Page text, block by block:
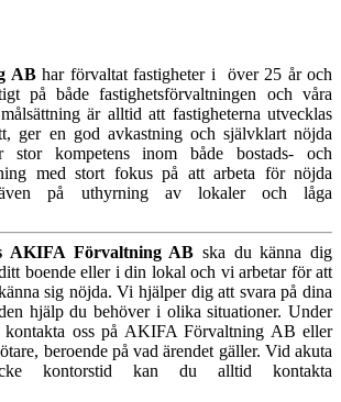
ABhar förvaltat fastigheter i över 25 år och
på både fastighetsförvaltningen och våra
är alltid att fastigheterna utvecklas
ger en god avkastning och självklart nöjda
stor kompetens inom både bostads- och
med stort fokus på att arbeta för nöjda
även på uthyrning av lokaler och låga
AKIFA Förvaltning AB ska du känna dig
boende eller i din lokal och vi arbetar för att
sig nöjda. Vi hjälper dig att svara på dina
hjälp du behöver i olika situationer. Under
oss på AKIFA Förvaltning AB eller
beroende på vad ärendet gäller. Vid akuta
kontorstid kan du alltid kontakta